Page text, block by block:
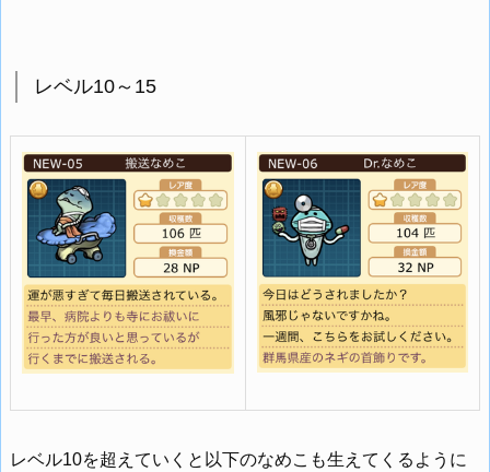
レベル10～15
レベル10を超えていくと以下のなめこも生えてくるように